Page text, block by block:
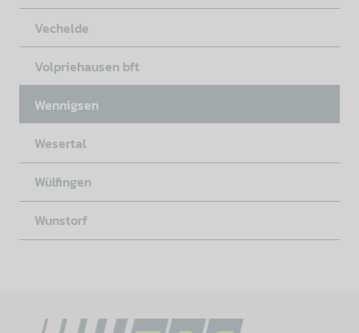
Vechelde
Volpriehausen bft
Wennigsen
Wesertal
Wülfingen
Wunstorf